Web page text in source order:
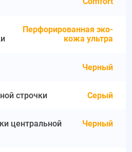
Перфорированная эко-
кожа ультра
Черный
строчки Серый
центральной
Черный